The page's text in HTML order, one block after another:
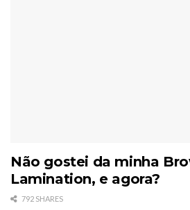
Não gostei da minha
Lamination, e agora?
792 SHARES